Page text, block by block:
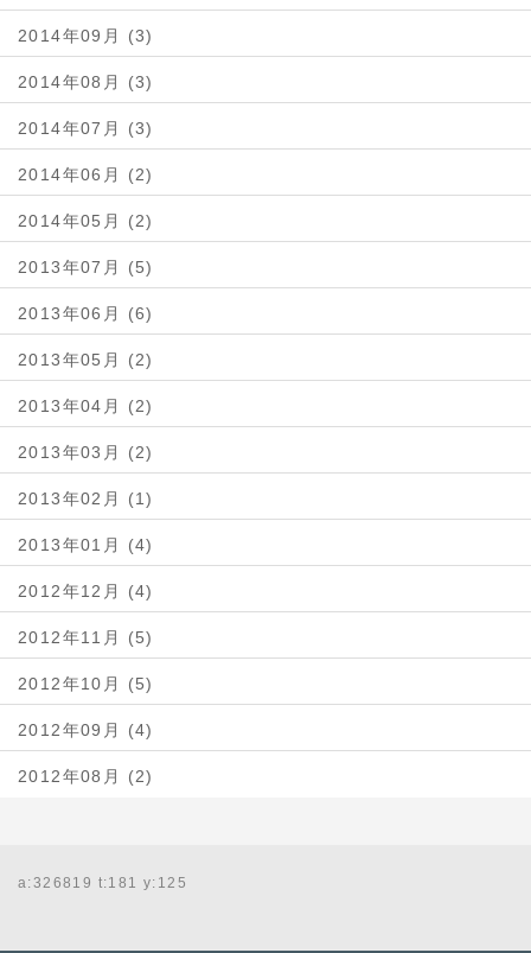
2014年09月 (3)
2014年08月 (3)
2014年07月 (3)
2014年06月 (2)
2014年05月 (2)
2013年07月 (5)
2013年06月 (6)
2013年05月 (2)
2013年04月 (2)
2013年03月 (2)
2013年02月 (1)
2013年01月 (4)
2012年12月 (4)
2012年11月 (5)
2012年10月 (5)
2012年09月 (4)
2012年08月 (2)
a:326819 t:181 y:125